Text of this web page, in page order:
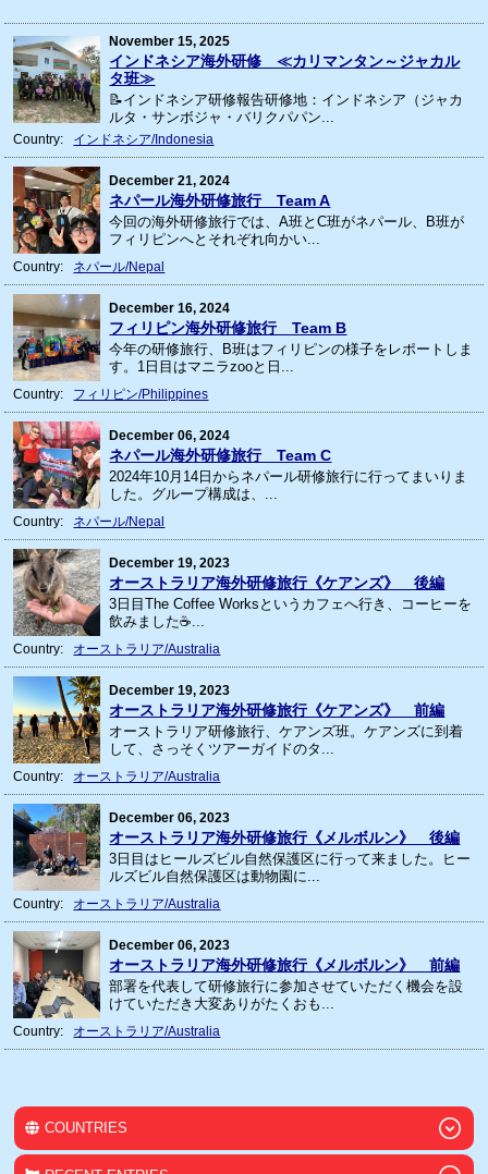
November 15, 2025
インドネシア海外研修 ≪カリマンタン～ジャカル
タ班≫
📝インドネシア研修報告研修地：インドネシア（ジャカ
ルタ・サンボジャ・バリクパパン...
Country: インドネシア/Indonesia
December 21, 2024
ネパール海外研修旅行 Team A
今回の海外研修旅行では、A班とC班がネパール、B班が
フィリピンへとそれぞれ向かい...
Country: ネパール/Nepal
December 16, 2024
フィリピン海外研修旅行 Team B
今年の研修旅行、B班はフィリピンの様子をレポートしま
す。1日目はマニラzooと日...
Country: フィリピン/Philippines
December 06, 2024
ネパール海外研修旅行 Team C
2024年10月14日からネパール研修旅行に行ってまいりま
した。グループ構成は、...
Country: ネパール/Nepal
December 19, 2023
オーストラリア海外研修旅行《ケアンズ》 後編
3日目The Coffee Worksというカフェへ行き、コーヒーを
飲みました☕...
Country: オーストラリア/Australia
December 19, 2023
オーストラリア海外研修旅行《ケアンズ》 前編
オーストラリア研修旅行、ケアンズ班。ケアンズに到着
して、さっそくツアーガイドのタ...
Country: オーストラリア/Australia
December 06, 2023
オーストラリア海外研修旅行《メルボルン》 後編
3日目はヒールズビル自然保護区に行って来ました。ヒー
ルズビル自然保護区は動物園に...
Country: オーストラリア/Australia
December 06, 2023
オーストラリア海外研修旅行《メルボルン》 前編
部署を代表して研修旅行に参加させていただく機会を設
けていただき大変ありがたくおも...
Country: オーストラリア/Australia
COUNTRIES